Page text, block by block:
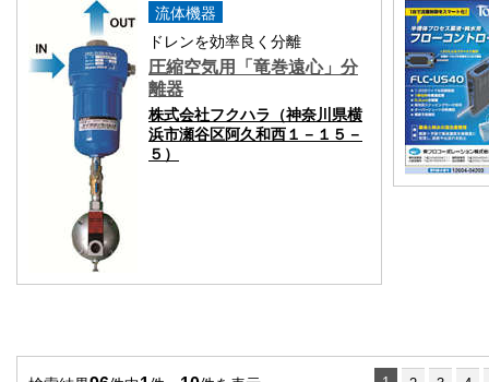
流体機器
ドレンを効率良く分離
圧縮空気用「竜巻遠心」分
離器
株式会社フクハラ（神奈川県横
浜市瀬谷区阿久和西１－１５－
５）